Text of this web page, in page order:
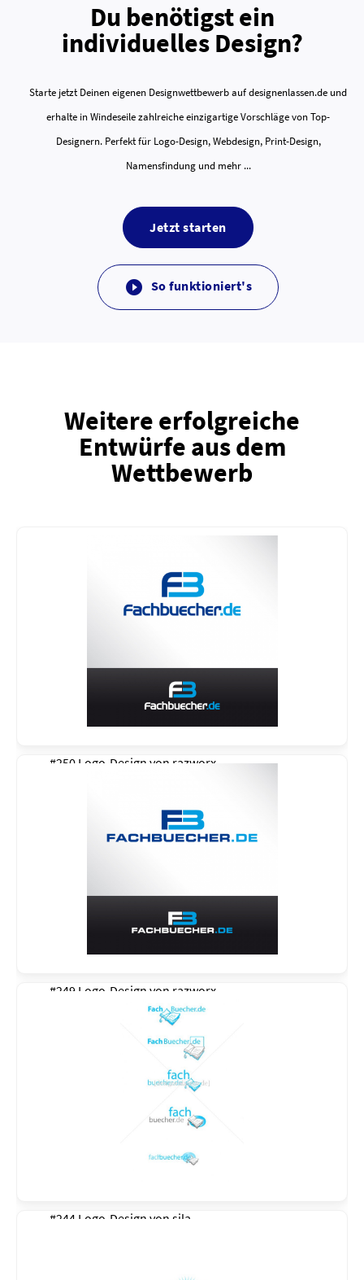
Du benötigst ein
individuelles Design?
Starte jetzt Deinen eigenen Designwettbewerb auf designenlassen.de und
erhalte in Windeseile zahlreiche einzigartige Vorschläge von Top-
Designern. Perfekt für Logo-Design, Webdesign, Print-Design,
Namensfindung und mehr ...
Jetzt starten
 So funktioniert's
Weitere erfolgreiche
Entwürfe aus dem
Wettbewerb
#250 Logo-Design von razworx
#249 Logo-Design von razworx
#244 Logo-Design von sila